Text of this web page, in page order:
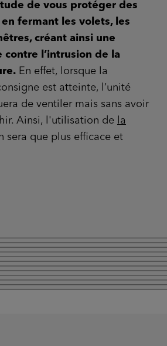
de vous protéger des
fermant les volets, les
créant ainsi une
contre l’intrusion de la
En effet, lorsque la
est atteinte, l’unité
de ventiler mais sans avoir
Ainsi, l'utilisation de
la
sera que plus efficace et